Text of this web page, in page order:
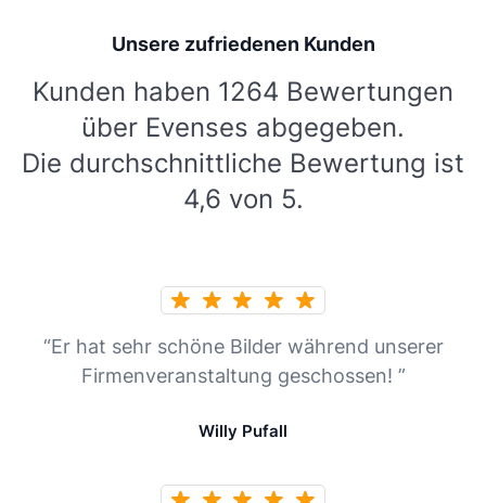
Unsere zufriedenen Kunden
Kunden haben 1264 Bewertungen
über Evenses abgegeben.
Die durchschnittliche Bewertung ist
4,6 von 5.
“Er hat sehr schöne Bilder während unserer
Firmenveranstaltung geschossen! ”
Willy Pufall